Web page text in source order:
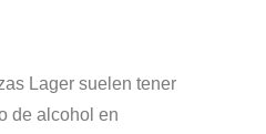
Lager suelen tener
de alcohol en